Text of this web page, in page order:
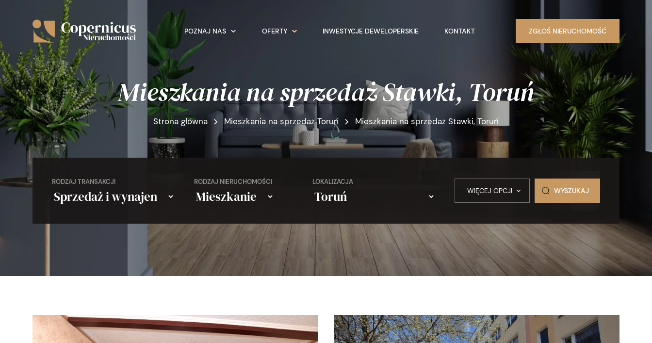
POZNAJ NAS OFERTY INWESTYCJE DEWELOPERSKIE KONTAKT ZGŁOŚ NIERUCHOMOŚĆ
Mieszkania na sprzedaż Stawki, Toruń
Strona główna Mieszkania na sprzedaż Toruń Mieszkania na sprzedaż Stawki, Toruń
RODZAJ TRANSAKCJI RODZAJ NIERUCHOMOŚCI LOKALIZACJA
WIĘCEJ OPCJI